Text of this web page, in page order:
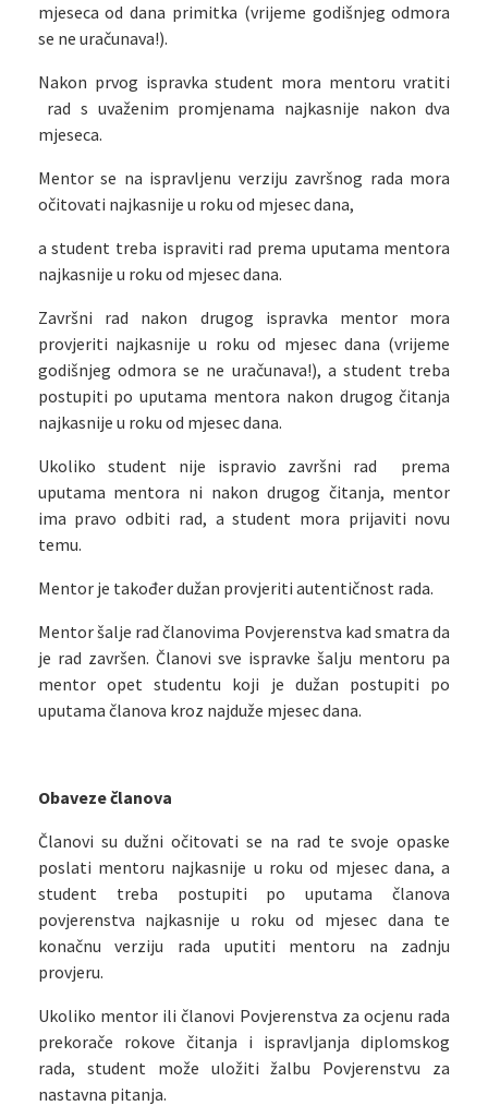
mjeseca od dana primitka (vrijeme godišnjeg odmora
se ne uračunava!).
Nakon prvog ispravka student mora mentoru vratiti
rad s uvaženim promjenama najkasnije nakon dva
mjeseca.
Mentor se na ispravljenu verziju završnog rada mora
očitovati najkasnije u roku od mjesec dana,
a student treba ispraviti rad prema uputama mentora
najkasnije u roku od mjesec dana.
Završni rad nakon drugog ispravka mentor mora
provjeriti najkasnije u roku od mjesec dana (vrijeme
godišnjeg odmora se ne uračunava!), a student treba
postupiti po uputama mentora nakon drugog čitanja
najkasnije u roku od mjesec dana.
Ukoliko student nije ispravio završni rad prema
uputama mentora ni nakon drugog čitanja, mentor
ima pravo odbiti rad, a student mora prijaviti novu
temu.
Mentor je također dužan provjeriti autentičnost rada.
Mentor šalje rad članovima Povjerenstva kad smatra da
je rad završen. Članovi sve ispravke šalju mentoru pa
mentor opet studentu koji je dužan postupiti po
uputama članova kroz najduže mjesec dana.
Obaveze članova
Članovi su dužni očitovati se na rad te svoje opaske
poslati mentoru najkasnije u roku od mjesec dana, a
student treba postupiti po uputama članova
povjerenstva najkasnije u roku od mjesec dana te
konačnu verziju rada uputiti mentoru na zadnju
provjeru.
Ukoliko mentor ili članovi Povjerenstva za ocjenu rada
prekorače rokove čitanja i ispravljanja diplomskog
rada, student može uložiti žalbu Povjerenstvu za
nastavna pitanja.